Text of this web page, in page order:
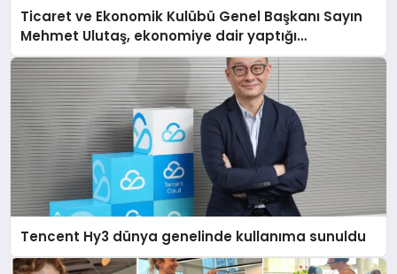
Ticaret ve Ekonomik Kulübü Genel Başkanı Sayın
Mehmet Ulutaş, ekonomiye dair yaptığı
açıklamada şunları kaydetti:
Tencent Hy3 dünya genelinde kullanıma sunuldu